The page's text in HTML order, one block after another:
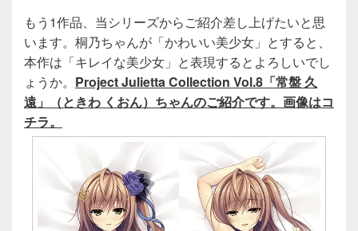
もう1作品、当シリーズからご紹介差し上げたいと思
います。桐乃ちゃんが「かわいい美少女」とすると、
本作は「キレイな美少女」と表現するとよろしいでし
ょうか。 Project Julietta Collection Vol.8「常盤 久
遠」（ときわ くおん）ちゃんのご紹介です。画像はコ
チラ。